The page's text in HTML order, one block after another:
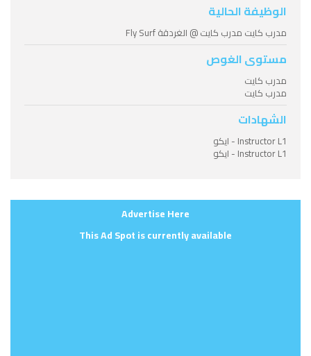
الوظيفة الحالية
مدرب كايت مدرب كايت @ الغردقة Fly Surf
مستوى الغوص
مدرب كايت
مدرب كايت
الشهادات
Instructor L1 - ايكو
Instructor L1 - ايكو
Advertise Here
This Ad Spot is currently available